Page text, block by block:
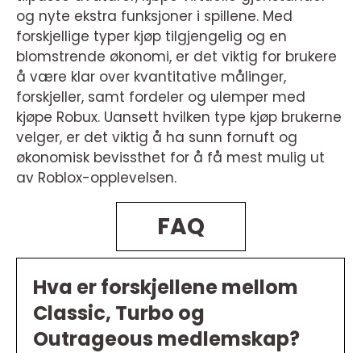
og nyte ekstra funksjoner i spillene. Med
forskjellige typer kjøp tilgjengelig og en
blomstrende økonomi, er det viktig for brukere
å være klar over kvantitative målinger,
forskjeller, samt fordeler og ulemper med
kjøpe Robux. Uansett hvilken type kjøp brukerne
velger, er det viktig å ha sunn fornuft og
økonomisk bevissthet for å få mest mulig ut
av Roblox-opplevelsen.
FAQ
Hva er forskjellene mellom
Classic, Turbo og
Outrageous medlemskap?